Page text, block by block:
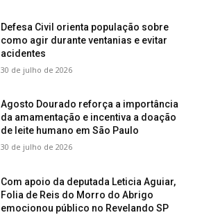
Defesa Civil orienta população sobre
como agir durante ventanias e evitar
acidentes
30 de julho de 2026
Agosto Dourado reforça a importância
da amamentação e incentiva a doação
de leite humano em São Paulo
30 de julho de 2026
Com apoio da deputada Leticia Aguiar,
Folia de Reis do Morro do Abrigo
emocionou público no Revelando SP